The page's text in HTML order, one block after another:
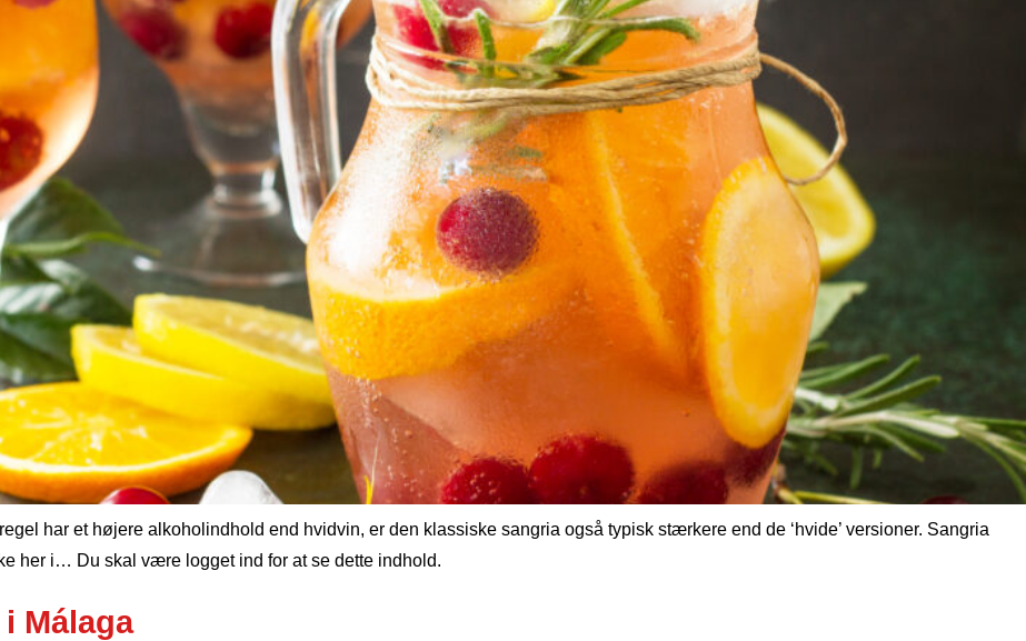
har et højere alkoholindhold end hvidvin, er den klassiske sangria også typisk stærkere end de ‘hvide’ versioner. Sangria
her i… Du skal være logget ind for at se dette indhold.
Málaga